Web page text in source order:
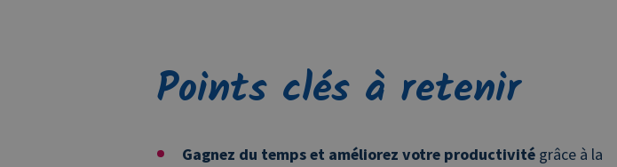
Points clés à retenir
Gagnez du temps et améliorez votre productivitégrâce à la